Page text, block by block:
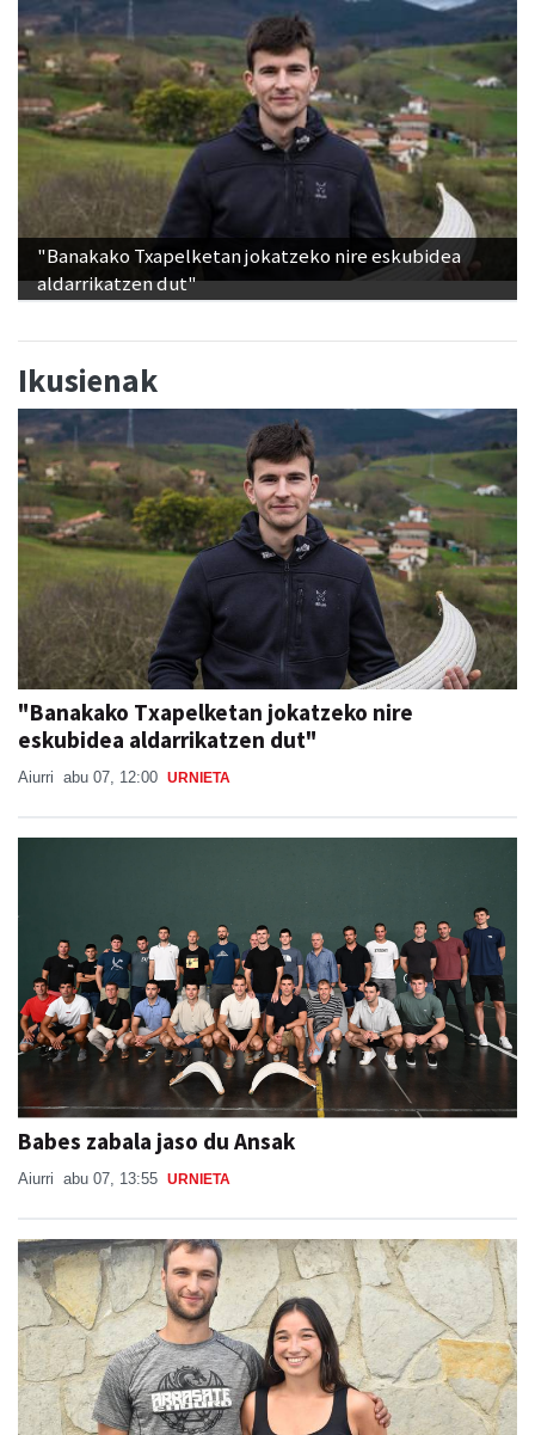
"Banakako Txapelketan jokatzeko nire eskubidea
aldarrikatzen dut"
Ikusienak
"Banakako Txapelketan jokatzeko nire
eskubidea aldarrikatzen dut"
Aiurri abu 07, 12:00 URNIETA
Babes zabala jaso du Ansak
Aiurri abu 07, 13:55 URNIETA